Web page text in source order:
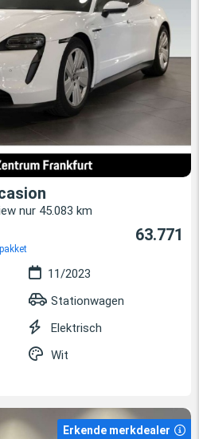
nur 45.083 km
63.771
11/2023
Stationwagen
Elektrisch
Wit
Erkende merkdealer